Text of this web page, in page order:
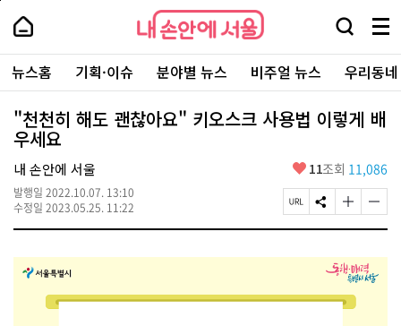
본
로
가
내
손
안
에
서
울
-
서
울
시
대
표
소
통
포
내
손
에
울
검
창
열
기
메
뉴
전
체
보
기
주
요
서
뉴스홈 기획·이슈 분야별 뉴스 비주얼 뉴스 우리동
"천천히 해도 괜찮아요" 키오스크 사용법 이렇게 배
우세요
내 손안에 서울
발행일 2022.10.07. 13:10
수정일 2023.05.25. 11:22
좋
요
11조회 11,086
페
이
U
복
S
N
공
유
기
글
자
기
크
게
변
경
글
자
기
작
게
페
상
단
로